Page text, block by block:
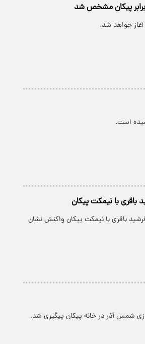
برابر پیکان مشخص شد
با نیمکت پیکان
باقری با نیمکت پیکان واکنش نشان
شمس آذر در خانه پیکان پیگیری شد.